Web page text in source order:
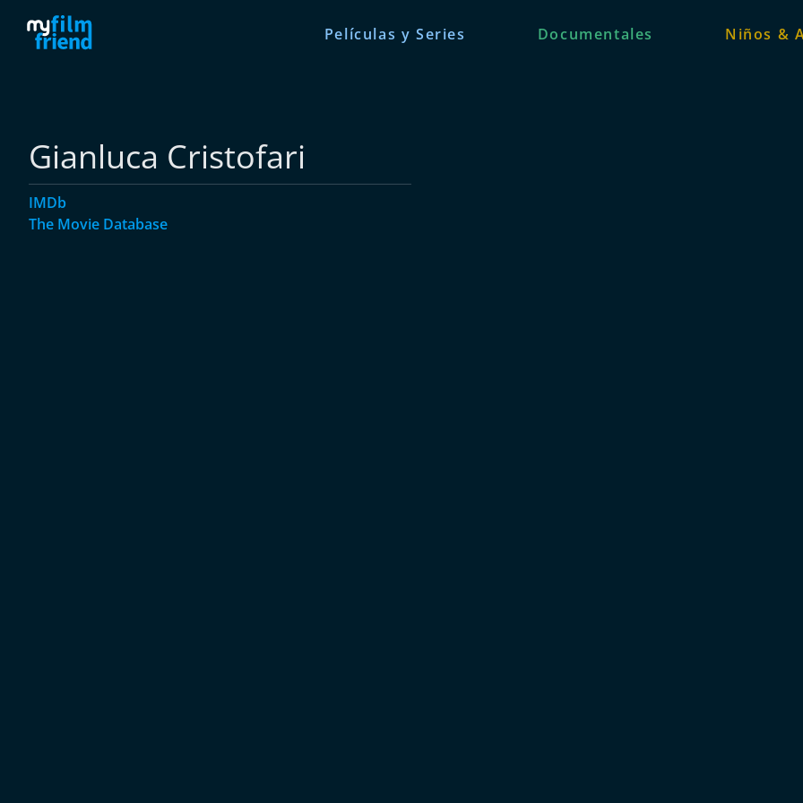
Películas y Series Documentales Niños &
Gianluca Cristofari
IMDb
The Movie Database